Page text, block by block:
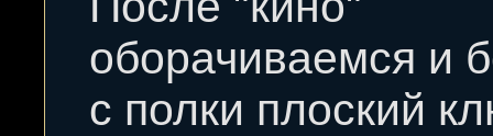
оборачиваемся и
с полки плоский